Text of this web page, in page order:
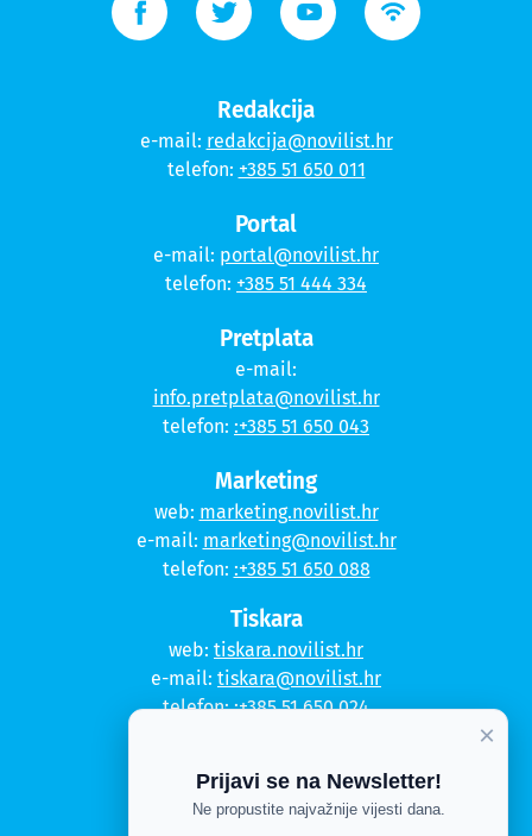
Redakcija
e-mail: redakcija@novilist.hr
telefon: +385 51 650 011
Portal
e-mail: portal@novilist.hr
telefon: +385 51 444 334
Pretplata
e-mail:
info.pretplata@novilist.hr
telefon: :+385 51 650 043
Marketing
web: marketing.novilist.hr
e-mail: marketing@novilist.hr
telefon: :+385 51 650 088
Tiskara
web: tiskara.novilist.hr
e-mail: tiskara@novilist.hr
telefon::+385 51 650 024
Kontakt
×
Prijavi se na Newsletter!
Ne propustite najvažnije vijesti dana.